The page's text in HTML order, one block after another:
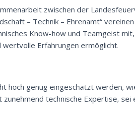
zwischen der
– Technik – Ehrenamt“
Know-how und Teamgeist
Erfahrungen ermöglicht.
hoch genug eingeschätzt werden,
technische Expertise, sei